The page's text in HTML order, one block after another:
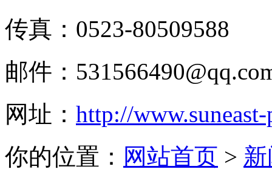
传真：0523-80509588
邮件：
网址： http://
你的位置： 网站首页 >